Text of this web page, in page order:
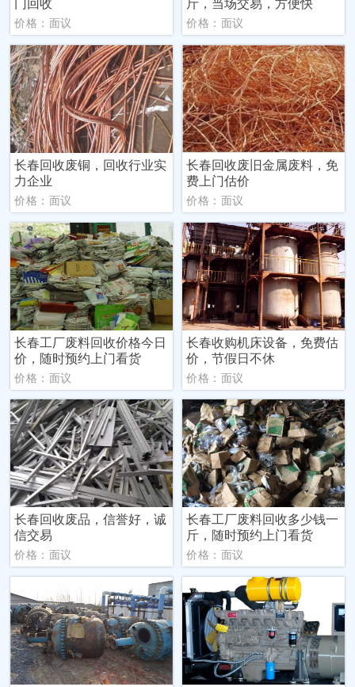
价格：面议 价格：面议
长春回收废铜，回收行业实
力企业
价格：面议
长春回收废旧金属废料，免
费上门估价
价格：面议
长春工厂废料回收价格今日
价，随时预约上门看货
价格：面议
长春收购机床设备，免费估
价，节假日不休
价格：面议
长春回收废品，信誉好，诚
信交易
价格：面议
长春工厂废料回收多少钱一
斤，随时预约上门看货
价格：面议